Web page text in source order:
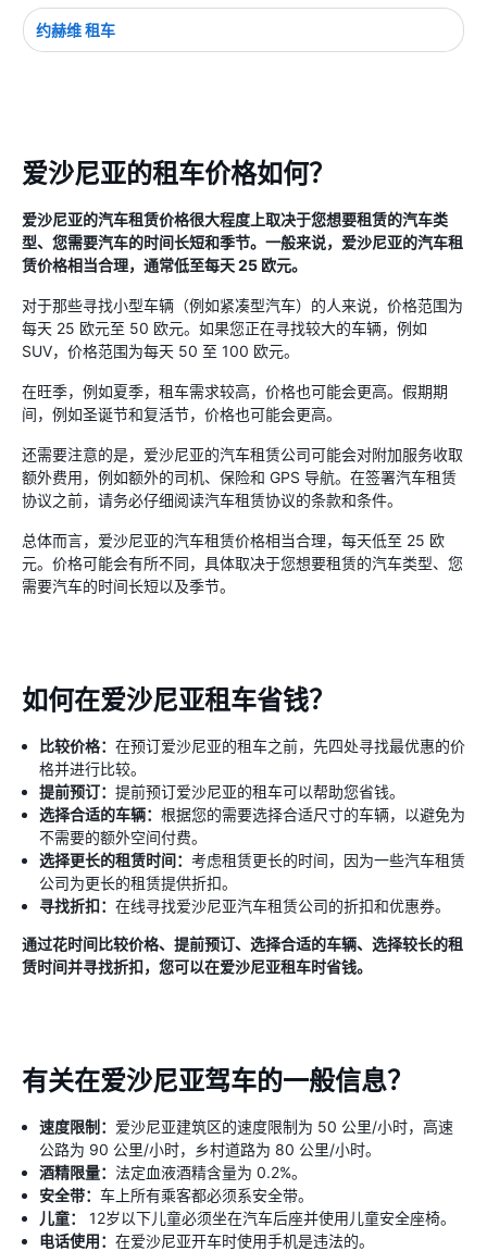
约赫维 租车
爱沙尼亚的租车价格如何？
爱沙尼亚的汽车租赁价格很大程度上取决于您想要租赁的汽车类
型、您需要汽车的时间长短和季节。一般来说，爱沙尼亚的汽车租
赁价格相当合理，通常低至每天 25 欧元。
对于那些寻找小型车辆（例如紧凑型汽车）的人来说，价格范围为
每天 25 欧元至 50 欧元。如果您正在寻找较大的车辆，例如
SUV，价格范围为每天 50 至 100 欧元。
在旺季，例如夏季，租车需求较高，价格也可能会更高。假期期
间，例如圣诞节和复活节，价格也可能会更高。
还需要注意的是，爱沙尼亚的汽车租赁公司可能会对附加服务收取
额外费用，例如额外的司机、保险和 GPS 导航。在签署汽车租赁
协议之前，请务必仔细阅读汽车租赁协议的条款和条件。
总体而言，爱沙尼亚的汽车租赁价格相当合理，每天低至 25 欧
元。价格可能会有所不同，具体取决于您想要租赁的汽车类型、您
需要汽车的时间长短以及季节。
如何在爱沙尼亚租车省钱？
比较价格： 在预订爱沙尼亚的租车之前，先四处寻找最优惠的价
格并进行比较。
提前预订： 提前预订爱沙尼亚的租车可以帮助您省钱。
选择合适的车辆： 根据您的需要选择合适尺寸的车辆，以避免为
不需要的额外空间付费。
选择更长的租赁时间： 考虑租赁更长的时间，因为一些汽车租赁
公司为更长的租赁提供折扣。
寻找折扣： 在线寻找爱沙尼亚汽车租赁公司的折扣和优惠券。
通过花时间比较价格、提前预订、选择合适的车辆、选择较长的租
赁时间并寻找折扣，您可以在爱沙尼亚租车时省钱。
有关在爱沙尼亚驾车的一般信息？
速度限制： 爱沙尼亚建筑区的速度限制为 50 公里/小时，高速
公路为 90 公里/小时，乡村道路为 80 公里/小时。
酒精限量： 法定血液酒精含量为 0.2%。
安全带： 车上所有乘客都必须系安全带。
儿童：
12岁以下儿童必须坐在汽车后座并使用儿童安全座椅。
电话使用： 在爱沙尼亚开车时使用手机是违法的。